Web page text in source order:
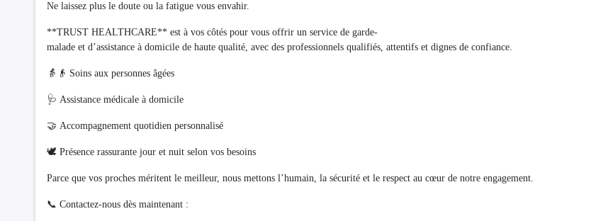
Ne laissez plus le doute ou la fatigue vous envahir.
**TRUST HEALTHCARE** est à vos côtés pour vous offrir un service de garde-
malade et d’assistance à domicile de haute qualité, avec des professionnels qualifiés, attentifs et dignes de confiance.
👵👴 Soins aux personnes âgées
🩺 Assistance médicale à domicile
🤝 Accompagnement quotidien personnalisé
🕊️ Présence rassurante jour et nuit selon vos besoins
Parce que vos proches méritent le meilleur, nous mettons l’humain, la sécurité et le respect au cœur de notre engagement.
📞 Contactez-nous dès maintenant :